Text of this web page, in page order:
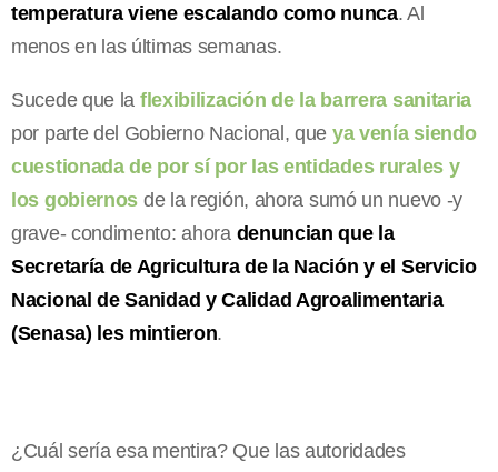
temperatura viene escalando como nunca. Al
menos en las últimas semanas.
Sucede que la flexibilización de la barrera sanitaria
por parte del Gobierno Nacional, que ya venía siendo
cuestionada de por sí por las entidades rurales y
los gobiernos de la región, ahora sumó un nuevo -y
grave- condimento: ahora denuncian que la
Secretaría de Agricultura de la Nación y el Servicio
Nacional de Sanidad y Calidad Agroalimentaria
(Senasa) les mintieron.
¿Cuál sería esa mentira? Que las autoridades